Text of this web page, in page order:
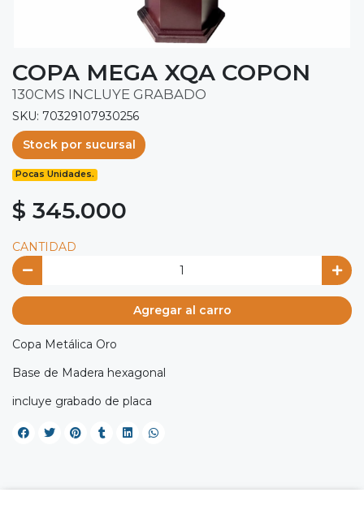
COPA MEGA XQA COPON
130CMS INCLUYE GRABADO
SKU: 70329107930256
Stock por sucursal
Pocas Unidades.
$ 345.000
CANTIDAD
Agregar al carro
Copa Metálica Oro
Base de Madera hexagonal
incluye grabado de placa